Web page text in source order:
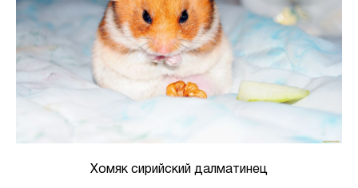
Хомяк сирийский далматинец